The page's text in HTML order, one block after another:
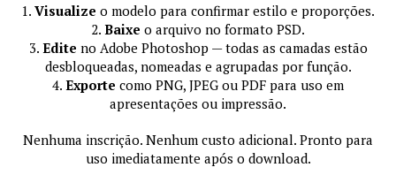
1. Visualize o modelo para confirmar estilo e proporções.
2. Baixe o arquivo no formato PSD.
3. Edite no Adobe Photoshop — todas as camadas estão
desbloqueadas, nomeadas e agrupadas por função.
4. Exporte como PNG, JPEG ou PDF para uso em
apresentações ou impressão.
Nenhuma inscrição. Nenhum custo adicional. Pronto para
uso imediatamente após o download.